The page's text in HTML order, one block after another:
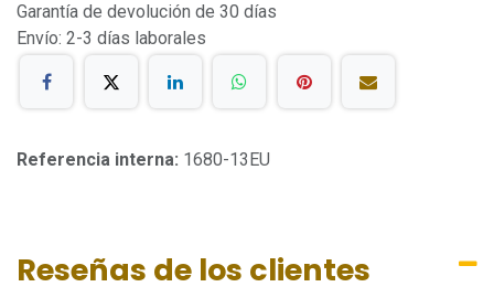
Garantía de devolución de 30 días
Envío: 2-3 días laborales
Referencia interna: 1680-13EU
Reseñas de los clientes